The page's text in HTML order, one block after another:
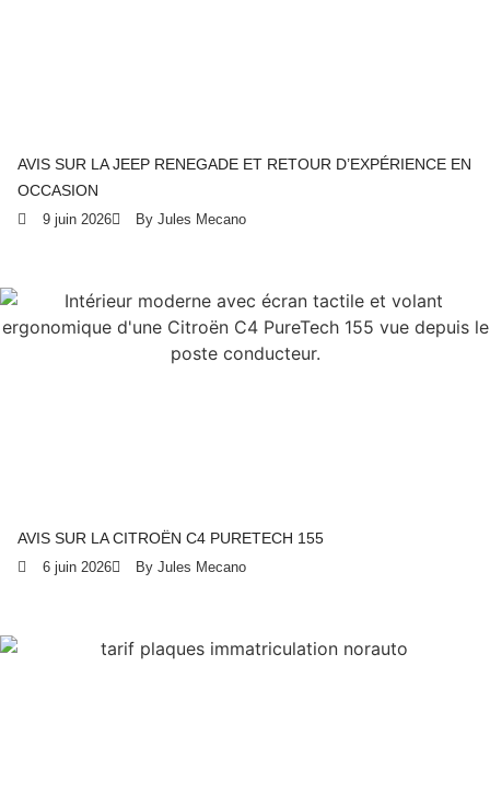
AVIS SUR LA JEEP RENEGADE ET RETOUR D’EXPÉRIENCE EN
OCCASION
9 juin 2026 By Jules Mecano
AVIS SUR LA CITROËN C4 PURETECH 155
6 juin 2026 By Jules Mecano